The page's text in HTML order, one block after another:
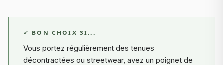
✓ BON CHOIX SI...
Vous portez régulièrement des tenues
décontractées ou streetwear, avez un poignet de